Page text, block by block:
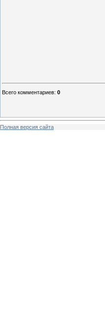
Всего комментариев: 0
Полная версия сайта